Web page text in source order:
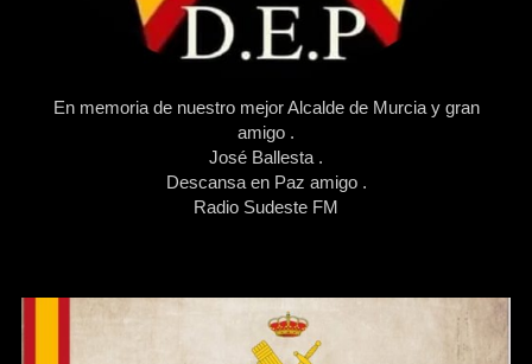
En memoria de nuestro mejor Alcalde de Murcia y gran
amigo .
José Ballesta .
Descansa en Paz amigo .
Radio Sudeste FM